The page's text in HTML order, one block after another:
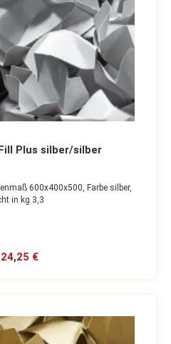
Plus silber/silber
600x400x500, Farbe silber,
in kg 3,3
€